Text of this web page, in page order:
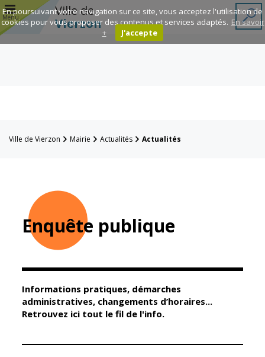
Menu
Ville de
Vierzon
Mairie
Élus
Conseil
Guichet unique
Petite enfance
Relais petite
Ville de Vierzon Mairie Actualités Actualités
Enquête publique
Informations pratiques, démarches
administratives, changements d’horaires...
Retrouvez ici tout le fil de l'info.
En poursuivant votre navigation sur ce site, vous acceptez l'utilisation de
cookies pour vous proposer des contenus et services adaptés. En savoir
+
J'accepte